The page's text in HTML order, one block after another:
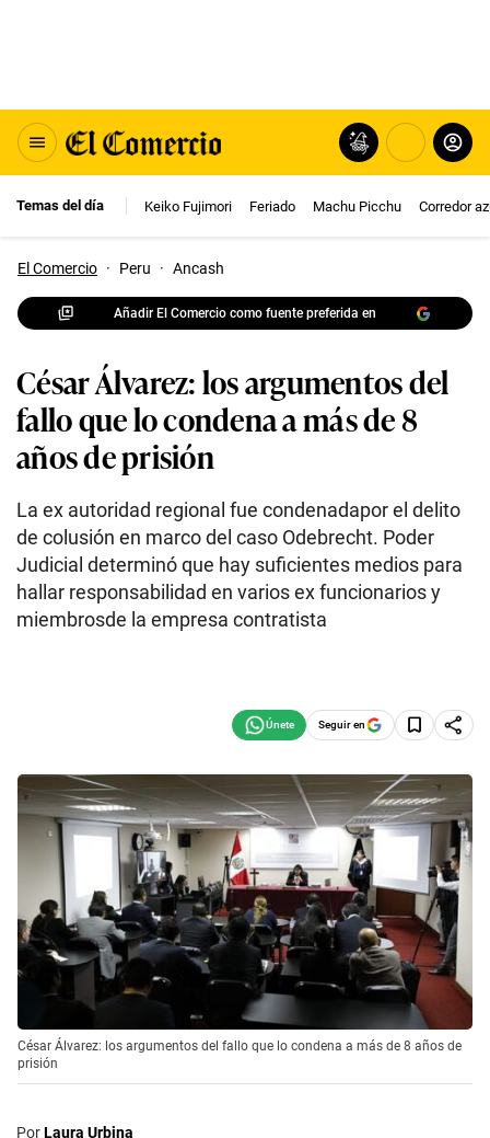
Temas del día Keiko Fujimori Feriado Machu Picchu Corredor
El Comercio · Peru · Ancash
Añadir El Comercio como fuente preferida en
César Álvarez: los argumentos del
fallo que lo condena a más de 8
años de prisión
La ex autoridad regional fue condenadapor el delito
de colusión en marco del caso Odebrecht. Poder
Judicial determinó que hay suficientes medios para
hallar responsabilidad en varios ex funcionarios y
miembrosde la empresa contratista
Seguir en
César Álvarez: los argumentos del fallo que lo condena a más de 8 años de
prisión
PorLaura Urbina